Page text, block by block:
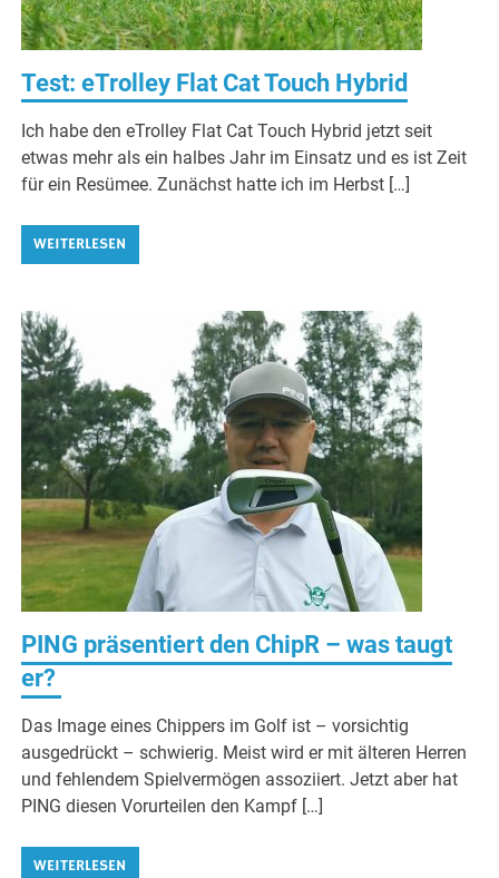
Test: eTrolley Flat Cat Touch Hybrid
Ich habe den eTrolley Flat Cat Touch Hybrid jetzt seit
etwas mehr als ein halbes Jahr im Einsatz und es ist Zeit
für ein Resümee. Zunächst hatte ich im Herbst […]
WEITERLESEN
PING präsentiert den ChipR – was taugt
er?
Das Image eines Chippers im Golf ist – vorsichtig
ausgedrückt – schwierig. Meist wird er mit älteren Herren
und fehlendem Spielvermögen assoziiert. Jetzt aber hat
PING diesen Vorurteilen den Kampf […]
WEITERLESEN